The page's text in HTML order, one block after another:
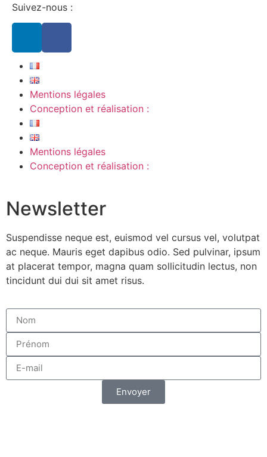
Suivez-nous :
Mentions légales
Conception et réalisation :
Mentions légales
Conception et réalisation :
Newsletter
Suspendisse neque est, euismod vel cursus vel, volutpat
ac neque. Mauris eget dapibus odio. Sed pulvinar, ipsum
at placerat tempor, magna quam sollicitudin lectus, non
tincidunt dui dui sit amet risus.
Envoyer